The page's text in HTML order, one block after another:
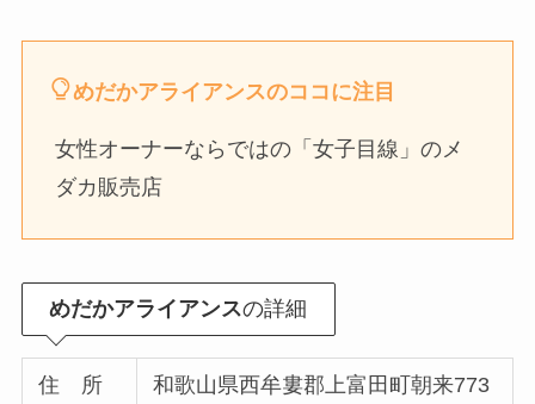
めだかアライアンスのココに注目
女性オーナーならではの「女子目線」のメ
ダカ販売店
めだかアライアンスの詳細
住 所
和歌山県西牟婁郡上富田町朝来773